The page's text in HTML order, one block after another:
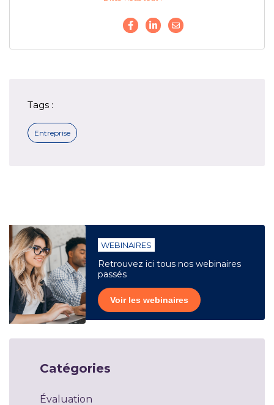
Tags :
Entreprise
WEBINAIRES
Retrouvez ici tous nos webinaires
passés
Voir les webinaires
Catégories
Évaluation